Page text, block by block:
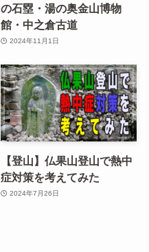
の石塁・湯の奥金山博物
館・中之倉古道
2024年11月1日
【登山】仏果山登山で熱中
症対策を考えてみた
2024年7月26日